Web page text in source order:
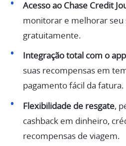
Acesso ao Chase Credit
monitorar e melhorar seu
gratuitamente.
Integração total com o
suas recompensas em
pagamento fácil da fatura.
Flexibilidade de resgate,
cashback em dinheiro,
recompensas de viagem.